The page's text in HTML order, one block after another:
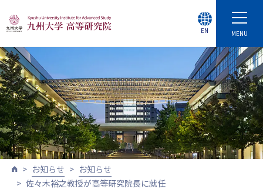
MENU
EN
お知らせ
お知らせ
佐々木裕之教授が高等研究院長に就任